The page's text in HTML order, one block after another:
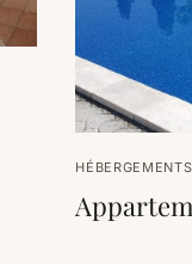
HÉBERGEMENTS